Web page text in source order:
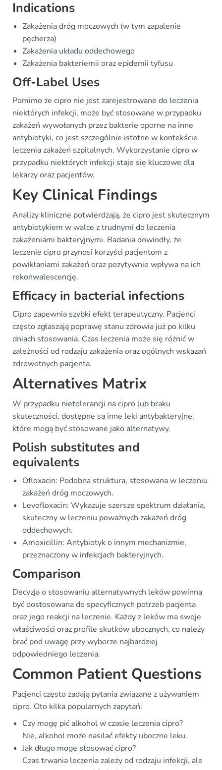
Indications
Zakażenia dróg moczowych (w tym zapalenie
pęcherza)
Zakażenia układu oddechowego
Zakażenia bakteriemii oraz epidemii tyfusu
Off-Label Uses
Pomimo że cipro nie jest zarejestrowane do leczenia
niektórych infekcji, może być stosowane w przypadku
zakażeń wywołanych przez bakterie oporne na inne
antybiotyki, co jest szczególnie istotne w kontekście
leczenia zakażeń szpitalnych. Wykorzystanie cipro w
przypadku niektórych infekcji staje się kluczowe dla
lekarzy oraz pacjentów.
Key Clinical Findings
Analizy kliniczne potwierdzają, że cipro jest skutecznym
antybiotykiem w walce z trudnymi do leczenia
zakażeniami bakteryjnymi. Badania dowiodły, że
leczenie cipro przynosi korzyści pacjentom z
powikłaniami zakażeń oraz pozytywnie wpływa na ich
rekonwalescencję.
Efficacy in bacterial infections
Cipro zapewnia szybki efekt terapeutyczny. Pacjenci
często zgłaszają poprawę stanu zdrowia już po kilku
dniach stosowania. Czas leczenia może się różnić w
zależności od rodzaju zakażenia oraz ogólnych wskazań
zdrowotnych pacjenta.
Alternatives Matrix
W przypadku nietolerancji na cipro lub braku
skuteczności, dostępne są inne leki antybakteryjne,
które mogą być stosowane jako alternatywy.
Polish substitutes and
equivalents
Ofloxacin: Podobna struktura, stosowana w leczeniu
zakażeń dróg moczowych.
Levofloxacin: Wykazuje szersze spektrum działania,
skuteczny w leczeniu poważnych zakażeń dróg
oddechowych.
Amoxicillin: Antybiotyk o innym mechanizmie,
przeznaczony w infekcjach bakteryjnych.
Comparison
Decyzja o stosowaniu alternatywnych leków powinna
być dostosowana do specyficznych potrzeb pacjenta
oraz jego reakcji na leczenie. Każdy z leków ma swoje
właściwości oraz profile skutków ubocznych, co należy
brać pod uwagę przy wyborze najbardziej
odpowiedniego leczenia.
Common Patient Questions
Pacjenci często zadają pytania związane z używaniem
cipro. Oto kilka popularnych zapytań:
Czy mogę pić alkohol w czasie leczenia cipro?
Nie, alkohol może nasilać efekty uboczne leku.
Jak długo mogę stosować cipro?
Czas trwania leczenia zależy od rodzaju infekcji, ale